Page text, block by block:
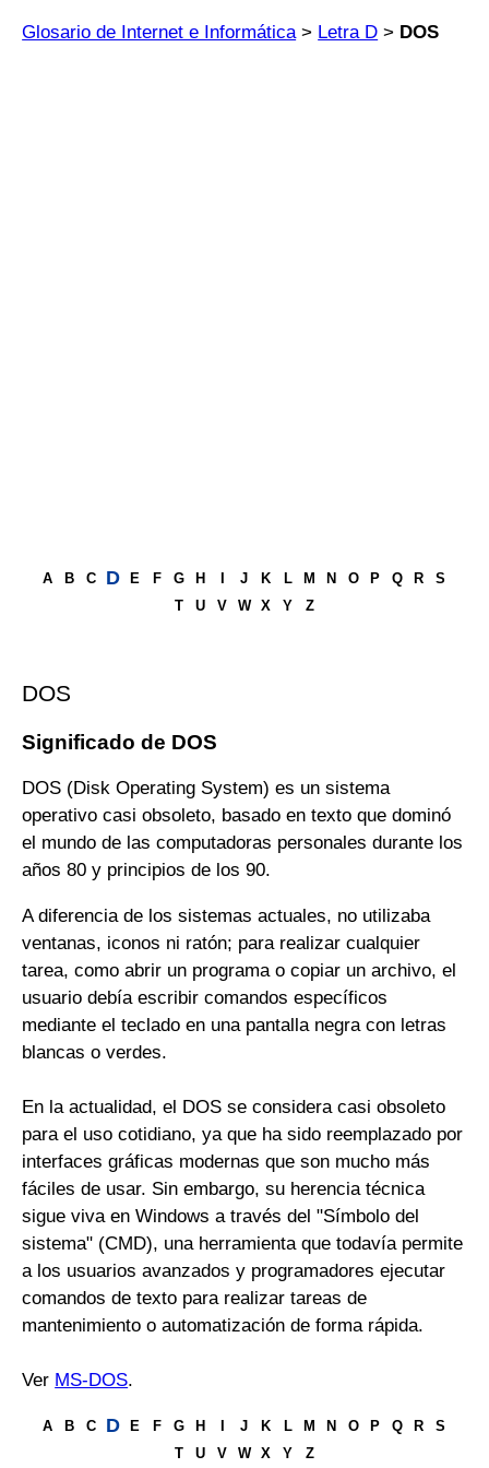
Glosario de Internet e Informática> Letra D > DOS
A B C D E F G H J K L M N O P Q R
S
T
U V W X Y Z
DOS
Significado de DOS
DOS (Disk Operating System) es un sistema
operativo casi obsoleto, basado en texto que dominó
el mundo de las computadoras personales durante los
años 80 y principios de los 90.
A diferencia de los sistemas actuales, no utilizaba
ventanas, iconos ni ratón; para realizar cualquier
tarea, como abrir un programa o copiar un archivo, el
usuario debía escribir comandos específicos
mediante el teclado en una pantalla negra con letras
blancas o verdes.
En la actualidad, el DOS se considera casi obsoleto
para el uso cotidiano, ya que ha sido reemplazado por
interfaces gráficas modernas que son mucho más
fáciles de usar. Sin embargo, su herencia técnica
sigue viva en Windows a través del "Símbolo del
sistema" (CMD), una herramienta que todavía permite
a los usuarios avanzados y programadores ejecutar
comandos de texto para realizar tareas de
mantenimiento o automatización de forma rápida.
Ver MS-DOS.
A B C D E F G H J K L M N O P Q R
S
T
U V W X Y Z